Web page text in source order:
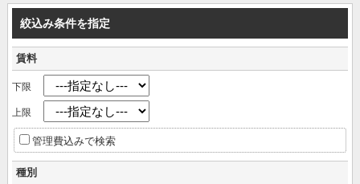
絞込み条件を指定
賃料
下限
上限
管理費込みで検索
種別